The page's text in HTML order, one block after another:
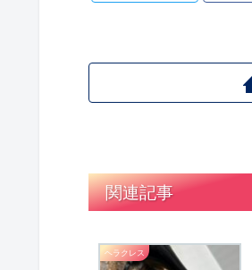
関連記事
ヘラクレス